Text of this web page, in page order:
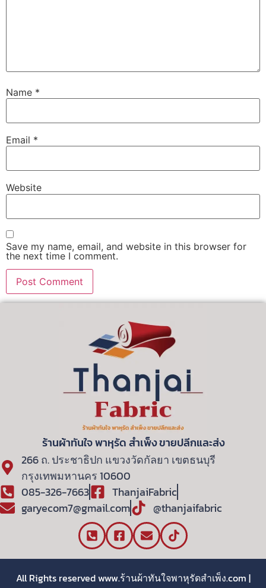
Name *
Email *
Website
Save my name, email, and website in this browser for
the next time I comment.
ร้านผ้าทันใจ พาหุรัด สําเพ็ง ขายปลีกและส่ง
266 ถ. ประชาธิปก แขวงวัดกัลยา เขตธนบุรี
กรุงเทพมหานคร 10600
085-326-7663
ThanjaiFabric
garyecom7@gmail.com
@thanjaifabric
All Rights reserved www.ร้านผ้าทันใจพาหุรัดสําเพ็ง.com |